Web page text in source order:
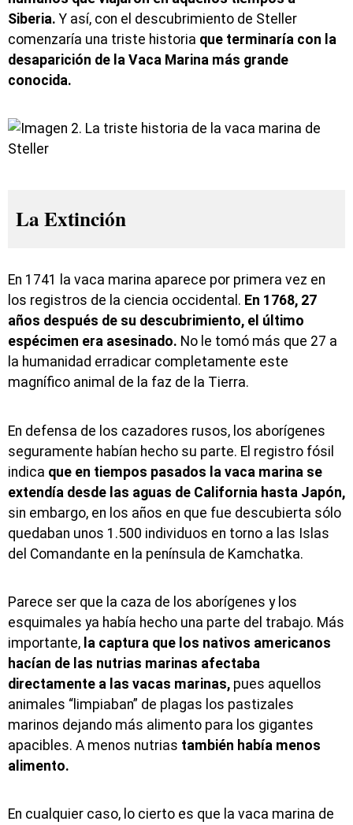
Siberia.Y así, con el descubrimiento de Steller
comenzaría una triste historia que terminaría con la
desaparición de la Vaca Marina más grande
conocida.
La Extinción
En 1741 la vaca marina aparece por primera vez en
los registros de la ciencia occidental. En 1768, 27
años después de su descubrimiento, el último
espécimen era asesinado. No le tomó más que 27 a
la humanidad erradicar completamente este
magnífico animal de la faz de la Tierra.
En defensa de los cazadores rusos, los aborígenes
seguramente habían hecho su parte. El registro fósil
indica que en tiempos pasados la vaca marina se
extendía desde las aguas de California hasta Japón,
sin embargo, en los años en que fue descubierta sólo
quedaban unos 1.500 individuos en torno a las Islas
del Comandante en la península de Kamchatka.
Parece ser que la caza de los aborígenes y los
esquimales ya había hecho una parte del trabajo. Más
importante, la captura que los nativos americanos
hacían de las nutrias marinas afectaba
directamente a las vacas marinas, pues aquellos
animales “limpiaban” de plagas los pastizales
marinos dejando más alimento para los gigantes
apacibles. A menos nutrias también había menos
alimento.
En cualquier caso, lo cierto es que la vaca marina de